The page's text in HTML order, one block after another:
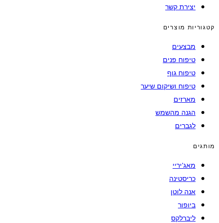
יצירת קשר
קטגוריות מוצרים
מבצעים
טיפוח פנים
טיפוח גוף
טיפוח ושיקום שיער
מארזים
הגנה מהשמש
לגברים
מותגים
מאג'יריי
כריסטינה
אנה לוטן
ביופור
ליברלקס